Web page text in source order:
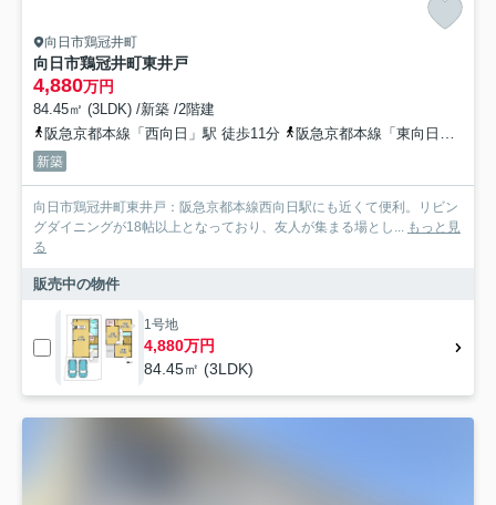
向日市鶏冠井町
向日市鶏冠井町東井戸
4,880万円
84.45㎡ (3LDK) /新築 /2階建
阪急京都本線「西向日」駅 徒歩11分
阪急京都本線「東向日」駅 徒歩19分
新築
向日市鶏冠井町東井戸：阪急京都本線西向日駅にも近くて便利。リビン
グダイニングが18帖以上となっており、友人が集まる場とし... もっと見
る
販売中の物件
1号地
4,880万円
84.45㎡ (3LDK)